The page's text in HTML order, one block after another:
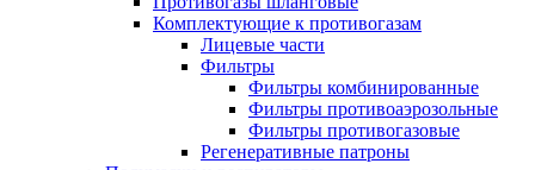
Комплектующие к противогазам
Лицевые части
Фильтры
Фильтры комбинированные
Фильтры противоаэрозольные
Фильтры противогазовые
Регенеративные патроны